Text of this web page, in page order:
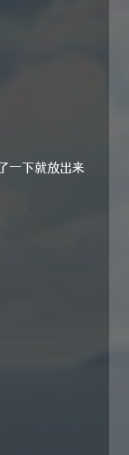
一下就放出来